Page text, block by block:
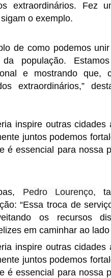
extraordinários. Fez
o exemplo.
de como podemos
população.
e mostrando que,
extraordinários,”
inspire outras cidades
juntos podemos
é essencial para nossa
Pedro Lourenço,
“Essa troca de
os recursos
em caminhar ao lado
inspire outras cidades
juntos podemos
é essencial para nossa